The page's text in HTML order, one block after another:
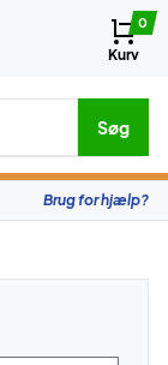
0
Kurv
Søg
Brug for hjælp?